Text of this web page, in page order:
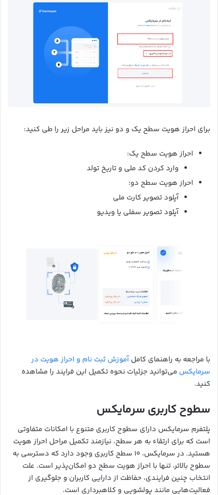
برای احراز هویت سطح یک و دو نیز باید مراحل زیر را طی کنید:
احراز هویت سطح یک:
وارد کردن کد ملی و تاریخ تولد
احراز هویت سطح دو:
آپلود تصویر کارت ملی
آپلود تصویر سفلی یا ویدیو
با مراجعه به راهنمای کاملآموزش ثبت نام و احراز هویت در
سرمایکس می‌توانید جزئیات نحوه تکمیل این فرایند را مشاهده
کنید.
سطوح کاربری سرمایکس
پلتفرم سرمایکس دارای سطوح کاربری متنوع با امکانات متفاوتی
است که برای ارتقاء به هر سطح، نیازمند تکمیل مراحل احراز هویت
هستید. در سرمایکس، ۱۰ سطح کاربری وجود دارد که دسترسی به
سطوح بالاتر، تنها با احراز هویت سطح دو امکان‌پذیر است. علت
انتخاب چنین فرایندی، حفاظت از دارایی کاربران و جلوگیری از
فعالیت‌هایی مانند پولشویی و کلاهبرداری است.